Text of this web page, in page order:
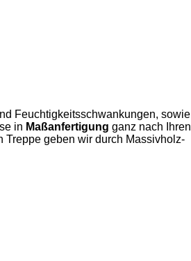
Feuchtigkeitsschwankungen, sowie
in Maßanfertigung ganz nach Ihren
Treppe geben wir durch Massivholz-